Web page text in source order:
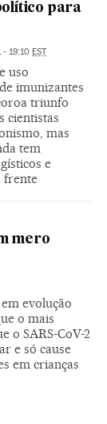
para
- 19:10 EST
uso
imunizantes
triunfo
cientistas
mas
tem
e
frente
mero
evolução
o mais
o SARS-CoV-2
e só cause
em crianças